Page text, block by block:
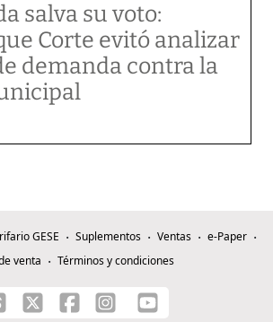
salva su voto:
Corte evitó analizar
demanda contra la
GESE Suplementos Ventas
e-Paper
venta
Términos y condiciones